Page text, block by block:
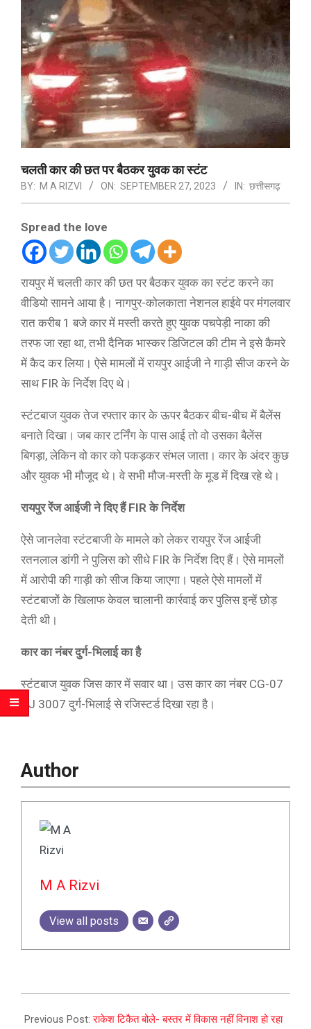
चलती कार की छत पर बैठकर युवक का स्टंट
BY: M A RIZVI ON: SEPTEMBER 27, 2023 IN: छत्तीसगढ़
Spread the love
रायपुर में चलती कार की छत पर बैठकर युवक का स्टंट करने का
वीडियो सामने आया है। नागपुर-कोलकाता नेशनल हाईवे पर मंगलवार
रात करीब 1 बजे कार में मस्ती करते हुए युवक पचपेड़ी नाका की
तरफ जा रहा था, तभी दैनिक ​भास्कर डिजिटल की टीम ने इसे कैमरे
में कैद कर लिया। ऐसे मामलों में रायपुर आईजी ने गाड़ी सीज करने के
साथ FIR के निर्देश ​दिए थे।
स्टंटबाज युवक तेज रफ्तार कार के ऊपर बैठकर बीच-बीच में बैलेंस
बनाते दिखा। जब कार टर्निंग के पास आई तो वो उसका बैलेंस
बिगड़ा, लेकिन वो कार को पकड़कर संभल जाता। कार के अंदर कुछ
और युवक भी मौजूद थे। वे सभी मौज-मस्ती के मूड में दिख रहे थे।
रायपुर रेंज आईजी ने दिए हैं FIR के निर्देश
ऐसे जानलेवा स्टंटबाजी के मामले को लेकर रायपुर रेंज आईजी
रतनलाल डांगी ने पुलिस को सीधे FIR के निर्देश दिए हैं। ऐसे मामलों
में आरोपी की गाड़ी को सीज किया जाएगा। पहले ऐसे मामलों में
स्टंटबाजों के खिलाफ केवल चालानी कार्रवाई कर पुलिस इन्हें छोड़
देती थी।
कार का नंबर दुर्ग-भिलाई का है
स्टंटबाज युवक जिस कार में सवार था। उस कार का नंबर CG-07
CJ 3007 दुर्ग-भिलाई से रजिस्टर्ड दिखा रहा है।
Author
M A Rizvi
View all posts
09-
Previous Post:राकेश टिकैत बोले- बस्तर में विकास नहीं विनाश हो रहा